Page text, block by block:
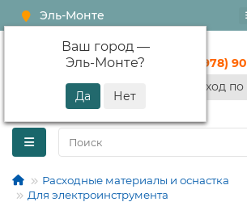
Эль-Монте
Ваш город —
Эль-Монте?
+7 (978)
Вход
Расходные материалы и оснастка
Для электроинструмента